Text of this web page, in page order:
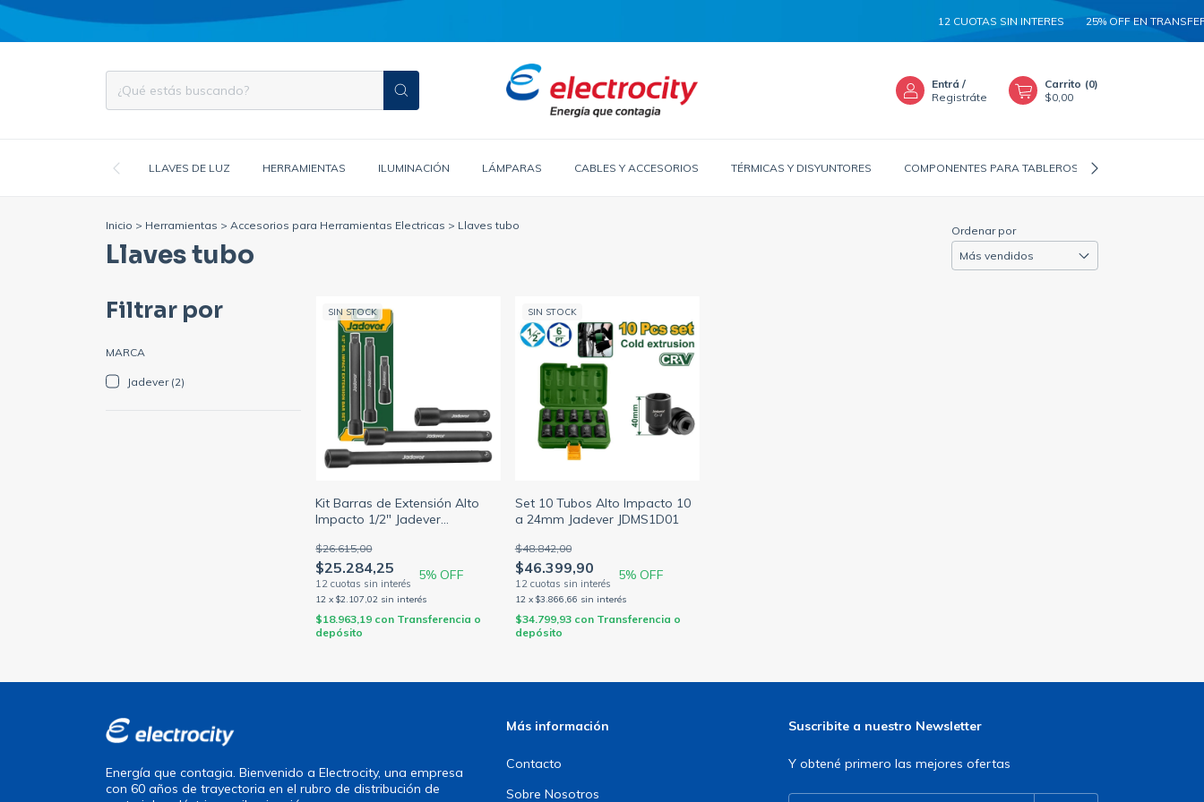
12 CUOTAS SIN INTERES 25% OFF EN
Entrá /
Registráte
Carrito (0)
$0,00
LLAVES DE LUZ HERRAMIENTAS ILUMINACIÓN LÁMPARAS CABLES Y ACCESORIOS TÉRMICAS Y DISYUNTORES COMPONENTES PARA TABLEROS
Inicio > Herramientas > Accesorios para Herramientas Electricas > Llaves tubo
Llaves tubo
Ordenar por
Filtrar por
MARCA
Jadever (2)
SIN STOCK
Kit Barras de Extensión Alto
Impacto 1/2" Jadever
$25.284,25
$26.615,00
5% OFF
12 x$2.107,02 sin interés
$18.963,19 con Transferencia o
depósito
SIN STOCK
Set 10 Tubos Alto Impacto 10
a 24mm Jadever JDMS1D01
$46.399,90
$48.842,00
5% OFF
12 x $3.866,66 sin interés
$34.799,93 con Transferencia o
depósito
Energía que contagia. Bienvenido a Electrocity, una empresa
con 60 años de trayectoria en el rubro de distribución de
Más información
Contacto
Sobre Nosotros
Suscribite a nuestro Newsletter
Y obtené primero las mejores ofertas